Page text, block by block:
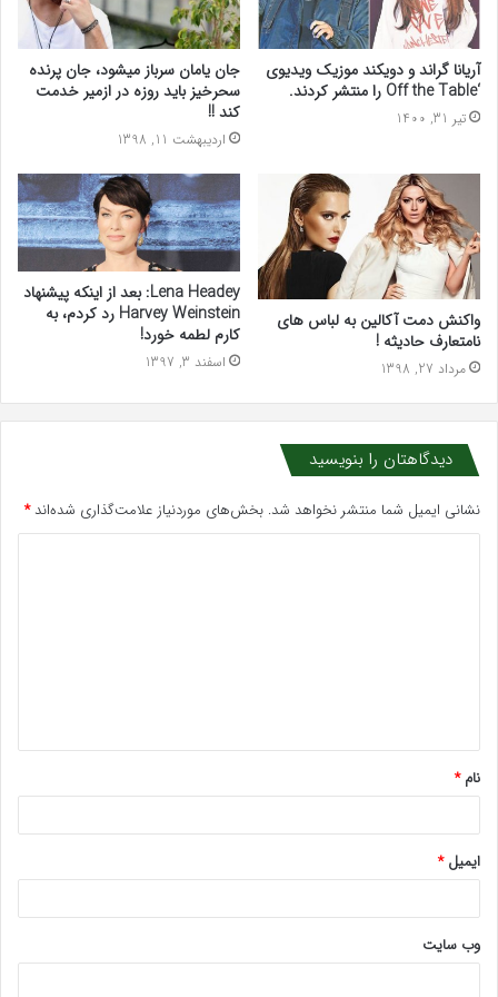
آریانا گراند و دویکند موزیک ویدیوی
‘Off the Table را منتشر کردند.
تیر 31, 1400
جان یامان سرباز میشود، جان پرنده
سحرخیز باید روزه در ازمیر خدمت
کند !!
اردیبهشت 11, 1398
واکنش دمت آکالین به لباس های
نامتعارف حادیثه !
مرداد 27, 1398
Lena Headey: بعد از اینکه پیشنهاد
Harvey Weinstein رد کردم، به
کارم لطمه خورد!
اسفند 3, 1397
دیدگاهتان را بنویسید
نشانی ایمیل شما منتشر نخواهد شد. بخش‌های موردنیاز علامت‌گذاری شده‌اند*
*
نام*
ایمیل*
وب‌ سایت